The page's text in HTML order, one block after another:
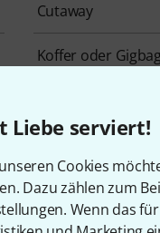
Liebe serviert!
Cookies
Dazu zählen zum
Wenn das
Cutaway
Koffer oder Gigbag